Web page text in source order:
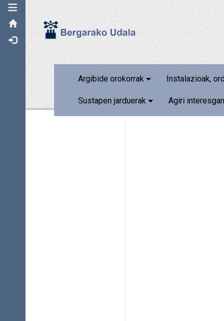
Toggle navigation
Argibide orokorrak Instalazioak,
Sustapen jarduerak Agiri